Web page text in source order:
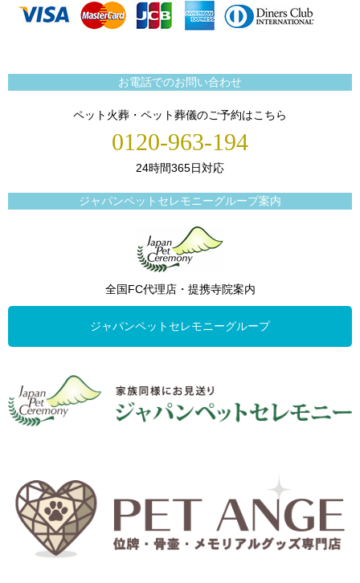
お電話でのお問い合わせ
ペット火葬・ペット葬儀のご予約はこちら
0120-963-194
24時間365日対応
ジャパンペットセレモニーグループ案内
全国FC代理店・提携寺院案内
ジャパンペットセレモニーグループ